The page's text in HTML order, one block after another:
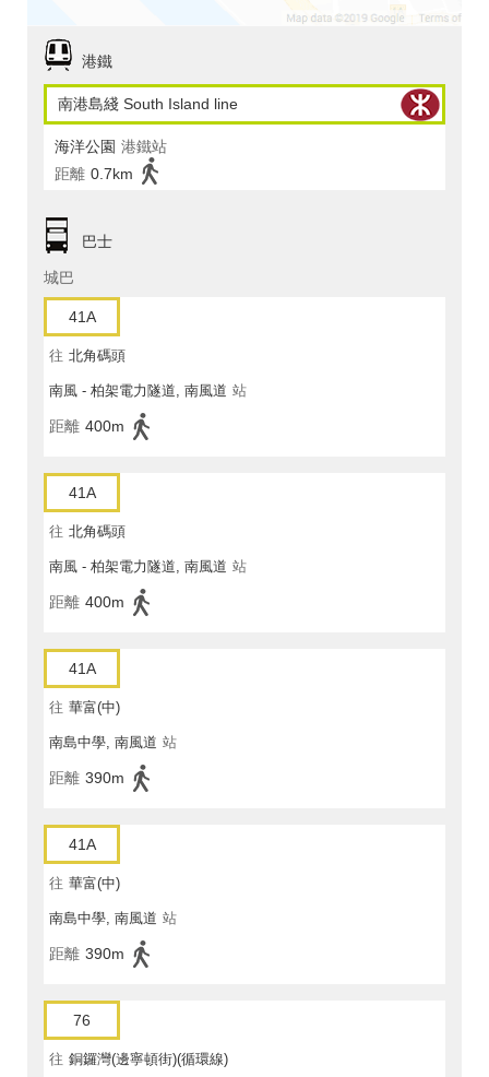
港鐵
南港島綫 South Island line
海洋公園 港鐵站
距離 0.7km
巴士
城巴
41A
往 北角碼頭
南風 - 柏架電力隧道, 南風道 站
距離 400m
41A
往 北角碼頭
南風 - 柏架電力隧道, 南風道 站
距離 400m
41A
往 華富(中)
南島中學, 南風道 站
距離 390m
41A
往 華富(中)
南島中學, 南風道 站
距離 390m
76
往 銅鑼灣(邊寧頓街)(循環線)